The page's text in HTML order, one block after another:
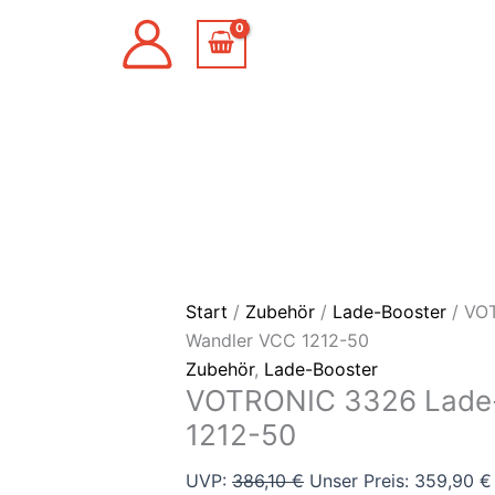
Start / Zubehör / Lade-Booster /
Wandler VCC 1212-50
Zubehör, Lade-Booster
VOTRONIC 3326
1212-50
UVP: 386,10€ Unser Preis: 359,90 €
VOTRONIC
3326
Lade-